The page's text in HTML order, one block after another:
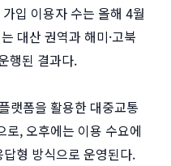
입 이용자 수는 올해 4월
대산 권역과 해미·고북
행된 결과다.
랫폼을 활용한 대중교통
로, 오후에는 이용 수요에
형 방식으로 운영된다.